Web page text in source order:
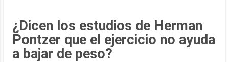
¿Dicen los estudios de Herman
Pontzer que el ejercicio no ayuda
a bajar de peso?